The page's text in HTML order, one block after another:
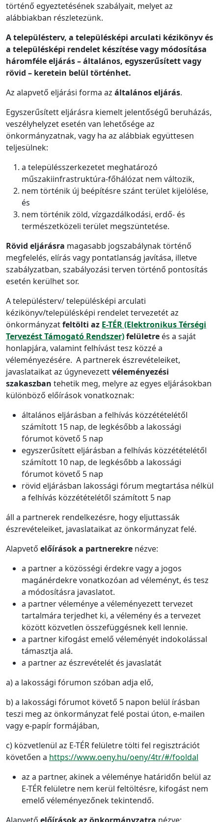
történő egyeztetésének szabályait, melyet az
alábbiakban részletezünk.
A településterv, a településképi arculati kézikönyv és
a településképi rendelet készítése vagy módosítása
háromféle eljárás – általános, egyszerűsített vagy
rövid – keretein belül történhet.
Az alapvető eljárási forma az általános eljárás.
Egyszerűsített eljárásra kiemelt jelentőségű beruházás,
veszélyhelyzet esetén van lehetősége az
önkormányzatnak, vagy ha az alábbiak együttesen
teljesülnek:
a településszerkezetet meghatározó
műszakiinfrastruktúra-főhálózat nem változik,
nem történik új beépítésre szánt terület kijelölése,
és
nem történik zöld, vízgazdálkodási, erdő- és
természetközeli terület megszüntetése.
Rövid eljárásra magasabb jogszabálynak történő
megfelelés, elírás vagy pontatlanság javítása, illetve
szabályzatban, szabályozási terven történő pontosítás
esetén kerülhet sor.
A településterv/ településképi arculati
kézikönyv/településképi rendelet tervezetét az
önkormányzatfeltölti az E-TÉR (Elektronikus Térségi
Tervezést Támogató Rendszer)felületre és a saját
honlapjára, valamint felhívást tesz közzé a
véleményezésére. A partnerek észrevételeiket,
javaslataikat az úgynevezettvéleményezési
szakaszban tehetik meg, melyre az egyes eljárásokban
különböző előírások vonatkoznak:
általános eljárásban a felhívás közzétételétől
számított 15 nap, de legkésőbb a lakossági
fórumot követő 5 nap
egyszerűsített eljárásban a felhívás közzétételétől
számított 10 nap, de legkésőbb a lakossági
fórumot követő 5 nap
rövid eljárásban lakossági fórum megtartása nélkül
a felhívás közzétételétől számított 5 nap
áll a partnerek rendelkezésre, hogy eljuttassák
észrevételeiket, javaslataikat az önkormányzat felé.
Alapvető előírások a partnerekre nézve:
a partner a közösségi érdekre vagy a jogos
magánérdekre vonatkozóan ad véleményt, és tesz
a módosításra javaslatot.
a partner véleménye a véleményezett tervezet
tartalmára terjedhet ki, a vélemény és a tervezet
között közvetlen összefüggésnek kell lennie.
a partner kifogást emelő véleményét indokolással
támasztja alá.
a partner az észrevételét és javaslatát
a) a lakossági fórumon szóban adja elő,
b) a lakossági fórumot követő 5 napon belül írásban
teszi meg az önkormányzat felé postai úton, e-mailen
vagy e-papír formájában,
c) közvetlenül az E-TÉR felületre tölti fel regisztrációt
követően a https://www.oeny.hu/oeny/4tr/#/fooldal
az a partner, akinek a véleménye határidőn belül az
E-TÉR felületre nem kerül feltöltésre, kifogást nem
emelő véleményezőnek tekintendő.